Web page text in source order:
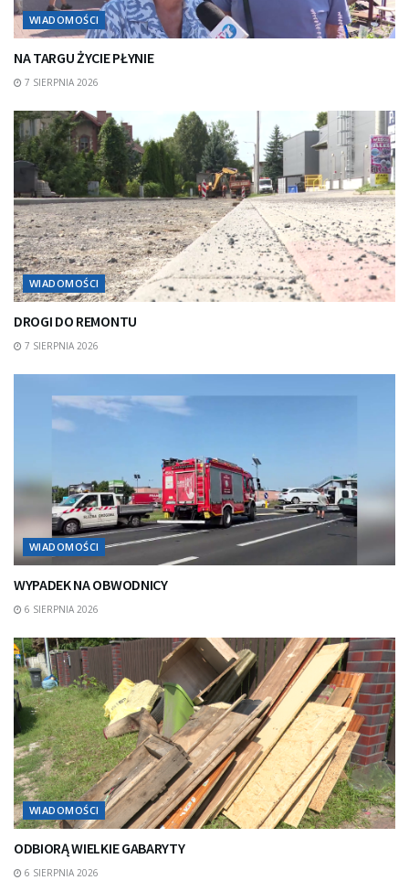
WIADOMOŚCI
NA TARGU ŻYCIE PŁYNIE
7 SIERPNIA 2026
WIADOMOŚCI
DROGI DO REMONTU
7 SIERPNIA 2026
WIADOMOŚCI
WYPADEK NA OBWODNICY
6 SIERPNIA 2026
WIADOMOŚCI
ODBIORĄ WIELKIE GABARYTY
6 SIERPNIA 2026